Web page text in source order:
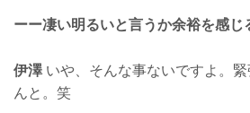
ーー凄い明るいと言うか余裕を感
伊澤いや、そんな事ないですよ。
んと。笑